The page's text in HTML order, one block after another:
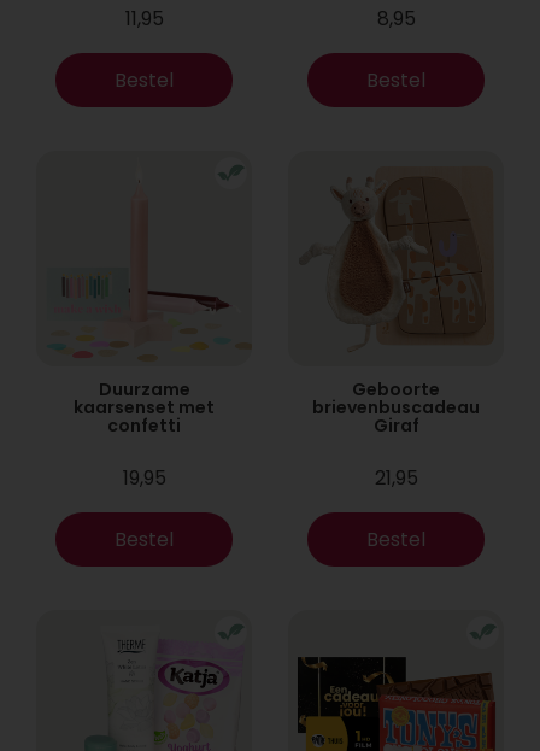
11,95
Bestel
8,95
Bestel
Duurzame
kaarsenset met
confetti
19,95
Bestel
Geboorte
brievenbuscadeau
Giraf
21,95
Bestel